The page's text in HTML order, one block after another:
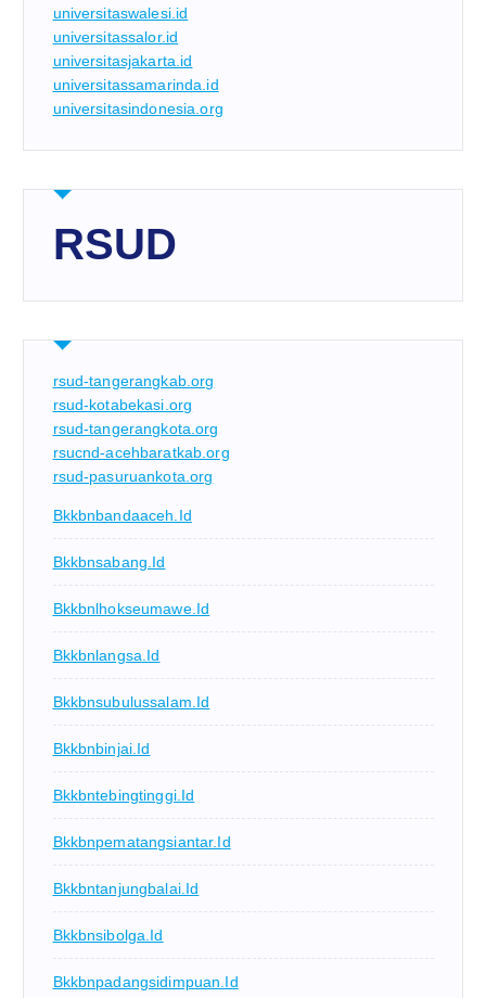
universitaswalesi.id
universitassalor.id
universitasjakarta.id
universitassamarinda.id
universitasindonesia.org
RSUD
rsud-tangerangkab.org
rsud-kotabekasi.org
rsud-tangerangkota.org
rsucnd-acehbaratkab.org
rsud-pasuruankota.org
Bkkbnbandaaceh.id
Bkkbnsabang.id
Bkkbnlhokseumawe.id
Bkkbnlangsa.id
Bkkbnsubulussalam.id
Bkkbnbinjai.id
Bkkbntebingtinggi.id
Bkkbnpematangsiantar.id
Bkkbntanjungbalai.id
Bkkbnsibolga.id
Bkkbnpadangsidimpuan.id